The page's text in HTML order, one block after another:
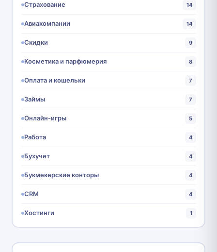
Страхование 14
Авиакомпании 14
Скидки 9
Косметика и парфюмерия 8
Оплата и кошельки 7
Займы 7
Онлайн-игры 5
Работа 4
Бухучет 4
Букмекерские конторы 4
CRM 4
Хостинги 1